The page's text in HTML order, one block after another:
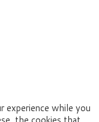
experience while you